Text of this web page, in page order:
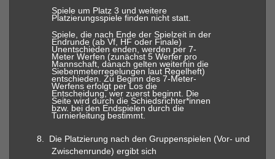
Spiele um Platz 3 und weitere
Platzierungsspiele finden nicht statt.
Spiele, die nach Ende der Spielzeit in der
Endrunde (ab Vf, HF oder Finale)
Unentschieden enden, werden per 7-
Meter Werfen (zunächst 5 Werfer pro
Mannschaft, danach gelten weiterhin die
Siebenmeterregelungen laut Regelheft)
entschieden. Zu Beginn des 7-Meter-
Werfens erfolgt per Los die
Entscheidung, wer zuerst beginnt. Die
Seite wird durch die Schiedsrichter*innen
bzw. bei den Endspielen durch die
Turnierleitung bestimmt.
8.
Die Platzierung nach den Gruppenspielen (Vor- und
Zwischenrunde) ergibt sich